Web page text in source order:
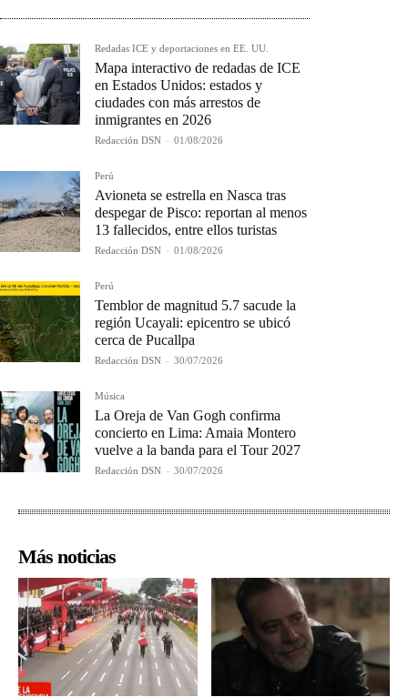
Redadas ICE y deportaciones en EE. UU.
Mapa interactivo de redadas de ICE
en Estados Unidos: estados y
ciudades con más arrestos de
inmigrantes en 2026
Redacción DSN - 01/08/2026
Perú
Avioneta se estrella en Nasca tras
despegar de Pisco: reportan al menos
13 fallecidos, entre ellos turistas
Redacción DSN - 01/08/2026
Perú
Temblor de magnitud 5.7 sacude la
región Ucayali: epicentro se ubicó
cerca de Pucallpa
Redacción DSN - 30/07/2026
Música
La Oreja de Van Gogh confirma
concierto en Lima: Amaia Montero
vuelve a la banda para el Tour 2027
Redacción DSN - 30/07/2026
Más noticias